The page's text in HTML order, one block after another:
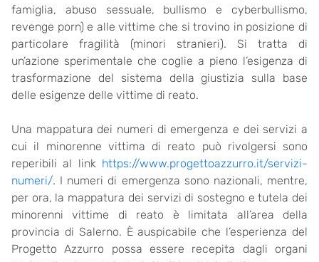
famiglia, abuso sessuale, bullismo e cyberbullismo,
revenge porn) e alle vittime che si trovino in posizione di
particolare fragilità (minori stranieri). Si tratta di
un’azione sperimentale che coglie a pieno l’esigenza di
trasformazione del sistema della giustizia sulla base
delle esigenze delle vittime di reato.
Una mappatura dei numeri di emergenza e dei servizi a
cui il minorenne vittima di reato può rivolgersi sono
reperibili al link https://www.progettoazzurro.it/servizi-
numeri/. I numeri di emergenza sono nazionali, mentre,
per ora, la mappatura dei servizi di sostegno e tutela dei
minorenni vittime di reato è limitata all’area della
provincia di Salerno. È auspicabile che l’esperienza del
Progetto Azzurro possa essere recepita dagli organi